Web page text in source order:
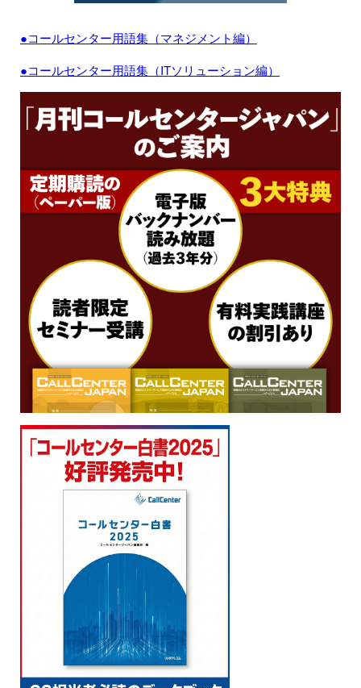
●コールセンター用語集（マネジメント編）
●コールセンター用語集（ITソリューション編）